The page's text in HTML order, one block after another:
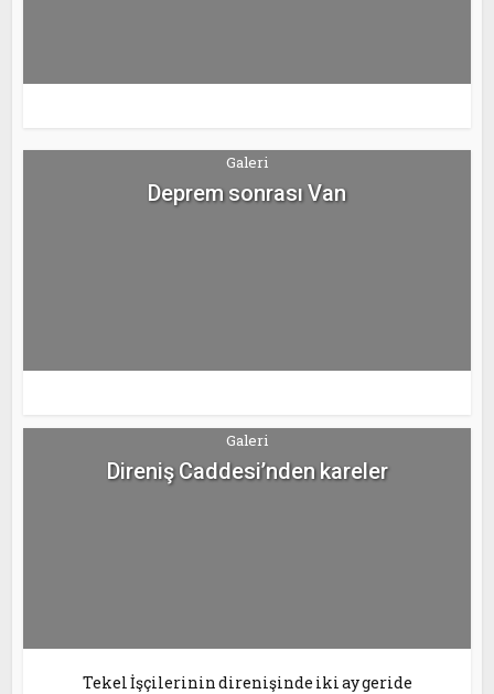
Galeri
Deprem sonrası Van
Galeri
Direniş Caddesi’nden kareler
Tekel İşçilerinin direnişinde iki ay geride